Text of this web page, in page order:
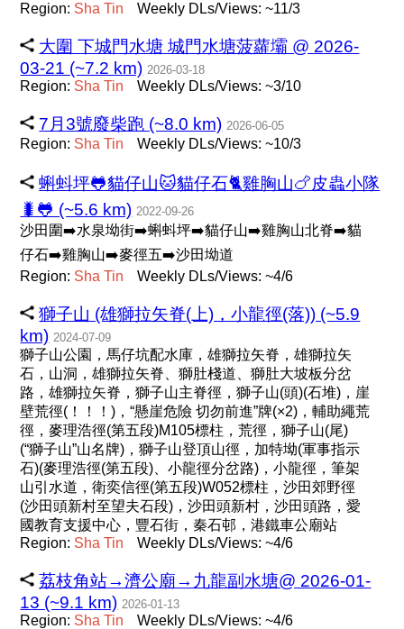
Region: Sha Tin Weekly DLs/Views: ~11/3
大圍 下城門水塘 城門水塘菠蘿壩 @ 2026-
03-21 (~7.2 km) 2026-03-18
Region: Sha Tin Weekly DLs/Views: ~3/10
7月3號廢柴跑 (~8.0 km) 2026-06-05
Region: Sha Tin Weekly DLs/Views: ~10/3
蝌蚪坪🐸貓仔山🐱貓仔石🐈雞胸山🍗皮蟲小隊
🐛🐸 (~5.6 km) 2022-09-26
沙田圍➡️水泉坳街➡️蝌蚪坪➡️貓仔山➡️雞胸山北脊➡️貓
仔石➡️雞胸山➡️麥徑五➡️沙田坳道
Region: Sha Tin Weekly DLs/Views: ~4/6
獅子山 (雄獅拉矢脊(上)，小龍徑(落)) (~5.9
km) 2024-07-09
獅子山公園，馬仔坑配水庫，雄獅拉矢脊，雄獅拉矢
石，山洞，雄獅拉矢脊、獅肚棧道、獅肚大坡板分岔
路，雄獅拉矢脊，獅子山主脊徑，獅子山(頭)(石堆)，崖
壁荒徑(！！！)，“懸崖危險 切勿前進”牌(×2)，輔助繩荒
徑，麥理浩徑(第五段)M105標柱，荒徑，獅子山(尾)
(“獅子山”山名牌)，獅子山登頂山徑，加特坳(軍事指示
石)(麥理浩徑(第五段)、小龍徑分岔路)，小龍徑，筆架
山引水道，衛奕信徑(第五段)W052標柱，沙田郊野徑
(沙田頭新村至望夫石段)，沙田頭新村，沙田頭路，愛
國教育支援中心，豐石街，秦石邨，港鐵車公廟站
Region: Sha Tin Weekly DLs/Views: ~4/6
荔枝角站→濟公廟→九龍副水塘@ 2026-01-
13 (~9.1 km) 2026-01-13
Region: Sha Tin Weekly DLs/Views: ~4/6